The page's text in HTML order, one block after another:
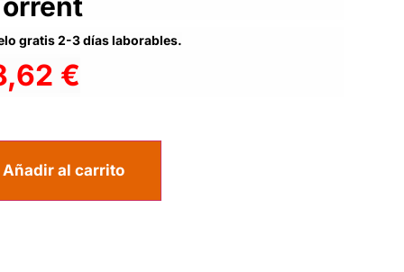
gratis 2-3 días laborables.
€
Añadir al carrito